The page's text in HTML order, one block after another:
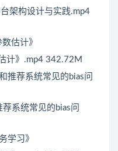
架构设计与实践.mp4
估计》
计》.mp4 342.72M
推荐系统常见的bias问
系统常见的bias问
学习》